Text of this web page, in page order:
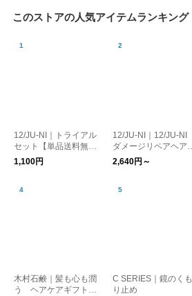
このストアの人気アイテムランキング
12/JU-NI｜トライアル
セット【単品送料無
料】
1,100円
12/JU-NI｜12/JU-NI
ダメージリペアヘアミ
ルク
2,640円～
木村石鹸｜髪も心も潤
う ヘアケアギフト
C SERIES｜鏡のくも
り止め